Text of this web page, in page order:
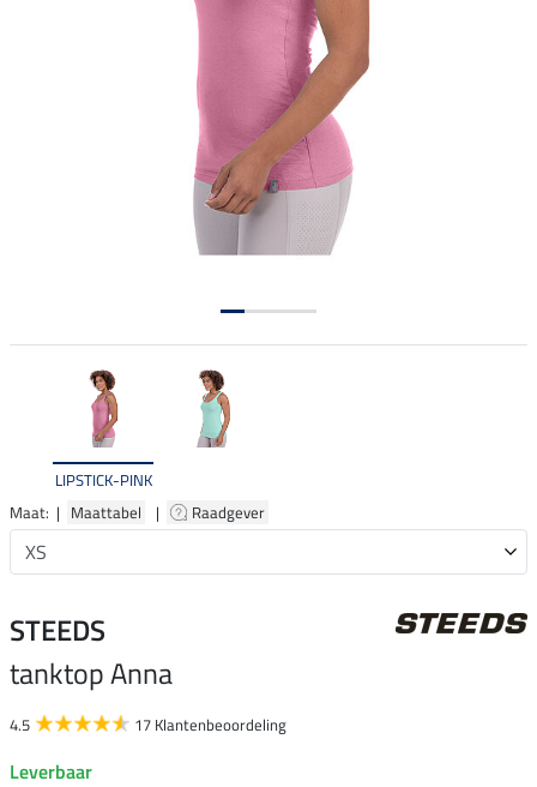
LIPSTICK-PINK
Maat: | Maattabel | Raadgever
STEEDS
tanktop Anna
4.5 17 Klantenbeoordeling
Leverbaar